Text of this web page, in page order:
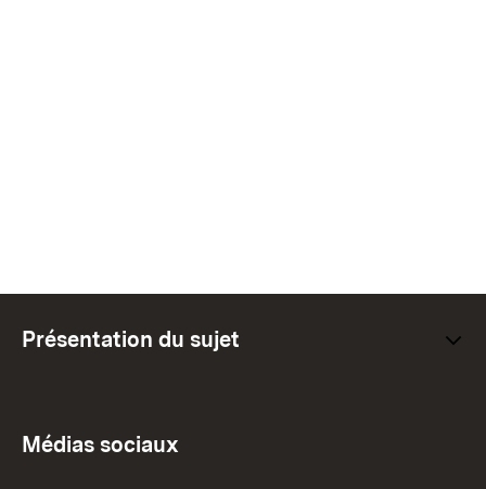
Présentation du sujet
Médias sociaux